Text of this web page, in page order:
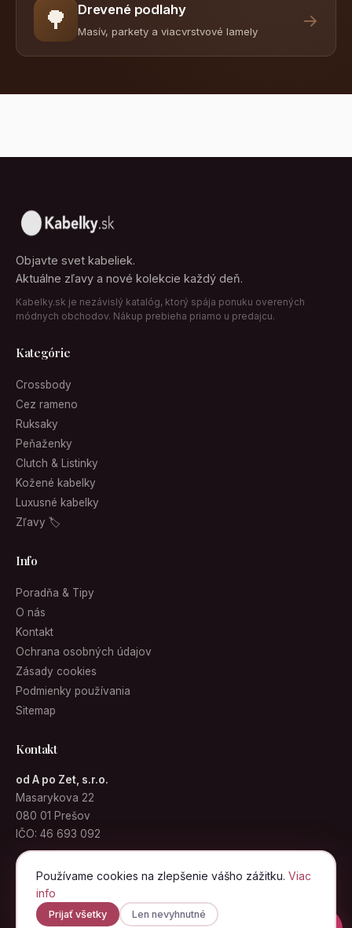
Používame cookies na zlepšenie vášho zážitku. Viac
info
Prijať všetky Len nevyhnutné
🌳 Drevené podlahy
Masív, parkety a viacvrstvové lamely
→
Objavte svet kabeliek.
Aktuálne zľavy a nové kolekcie každý deň.
Kabelky.sk je nezávislý katalóg, ktorý spája ponuku overených
módnych obchodov. Nákup prebieha priamo u predajcu.
Kategórie
Crossbody
Cez rameno
Ruksaky
Peňaženky
Clutch & Listinky
Kožené kabelky
Luxusné kabelky
Zľavy 🏷
Info
Poradňa & Tipy
O nás
Kontakt
Ochrana osobných údajov
Zásady cookies
Podmienky používania
Sitemap
Kontakt
od A po Zet, s.r.o.
Masarykova 22
080 01 Prešov
IČO: 46 693 092
info@kabelky.sk